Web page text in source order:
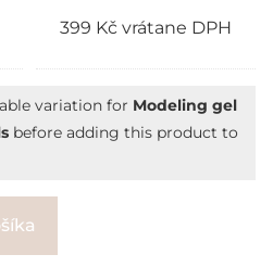
399 Kč vrátane DPH
variation for Modeling gel
before adding this product to